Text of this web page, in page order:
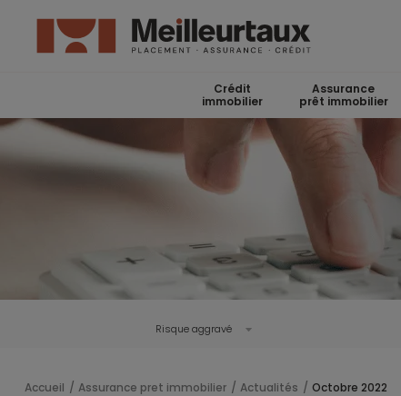
Crédit
immobilier
Assurance
prêt immobilier
Risque aggravé
Accueil Assurance pret immobilier Actualités Octobre 2022